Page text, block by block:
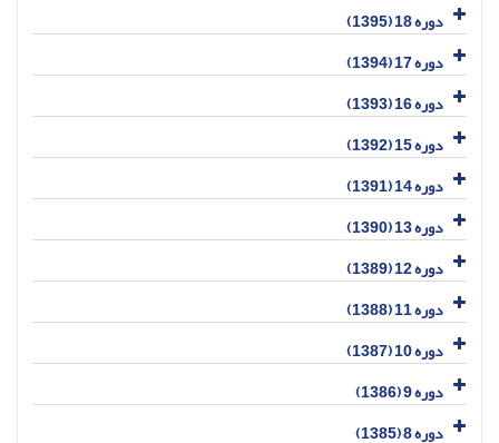
دوره 18 (1395)
دوره 17 (1394)
دوره 16 (1393)
دوره 15 (1392)
دوره 14 (1391)
دوره 13 (1390)
دوره 12 (1389)
دوره 11 (1388)
دوره 10 (1387)
دوره 9 (1386)
دوره 8 (1385)